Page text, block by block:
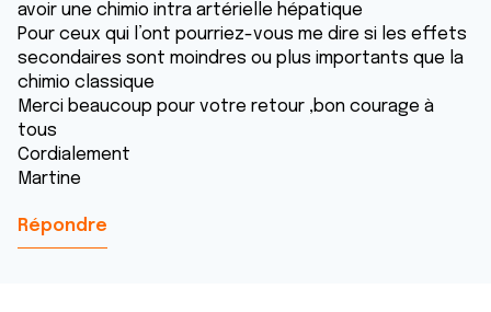
avoir une chimio intra artérielle hépatique
Pour ceux qui l’ont pourriez-vous me dire si les effets
secondaires sont moindres ou plus importants que la
chimio classique
Merci beaucoup pour votre retour ,bon courage à
tous
Cordialement
Martine
Répondre